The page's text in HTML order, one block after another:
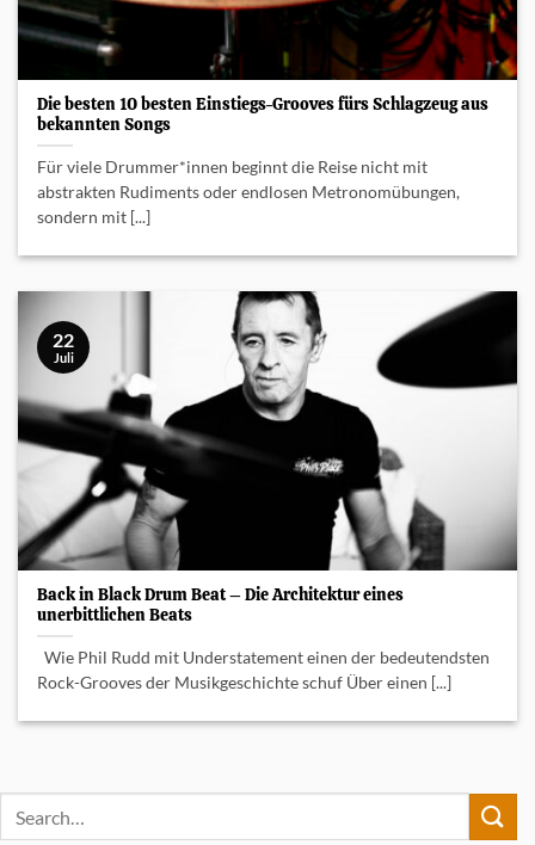
Die besten 10 besten Einstiegs-Grooves fürs Schlagzeug aus
bekannten Songs
Für viele Drummer*innen beginnt die Reise nicht mit
abstrakten Rudiments oder endlosen Metronomübungen,
sondern mit [...]
Back in Black Drum Beat – Die Architektur eines
unerbittlichen Beats
Wie Phil Rudd mit Understatement einen der bedeutendsten
Rock-Grooves der Musikgeschichte schuf Über einen [...]
22
Juli